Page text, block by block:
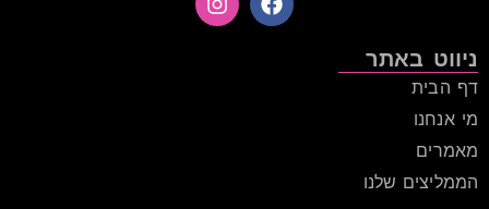
ניווט באתר
דף הבית
מי אנחנו
מאמרים
הממליצים שלנו